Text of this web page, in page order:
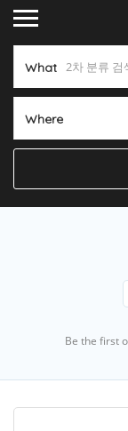
What
Where
Be the first